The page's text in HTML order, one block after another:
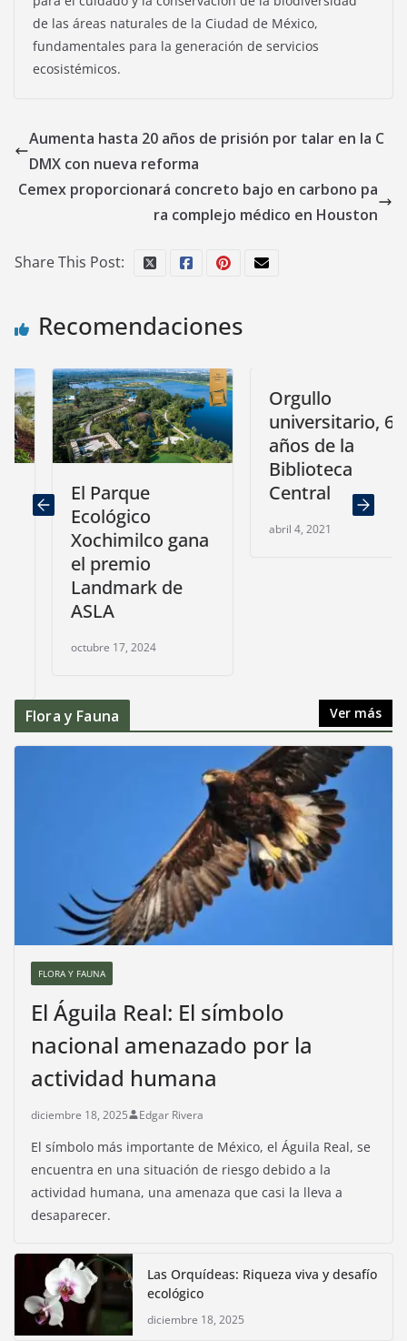
de las áreas naturales de la Ciudad de México,
fundamentales para la generación de servicios
ecosistémicos.
Aumenta hasta 20 años de prisión por talar en la C
DMX con nueva reforma
Cemex proporcionará concreto bajo en carbono pa
ra complejo médico en Houston
Share This Post:
Recomendaciones
El Parque
Ecológico
Xochimilco gana
el premio
Landmark de
ASLA
octubre 17, 2024
Orgullo
universitario, 65
años de la
Biblioteca
Central
abril 4, 2021
Flora y Fauna Ver más
FLORA Y FAUNA
El Águila Real: El símbolo
nacional amenazado por la
actividad humana
diciembre 18, 2025 Edgar Rivera
El símbolo más importante de México, el Águila Real, se
encuentra en una situación de riesgo debido a la
actividad humana, una amenaza que casi la lleva a
desaparecer.
Las Orquídeas: Riqueza viva y desafío
ecológico
diciembre 18, 2025